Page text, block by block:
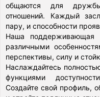
общаются для
отношений. Каждый
пару, и способности
Наша поддерживающая
различными
перспективы, силу и
Наслаждайтесь
функциями
Создайте свой профиль,